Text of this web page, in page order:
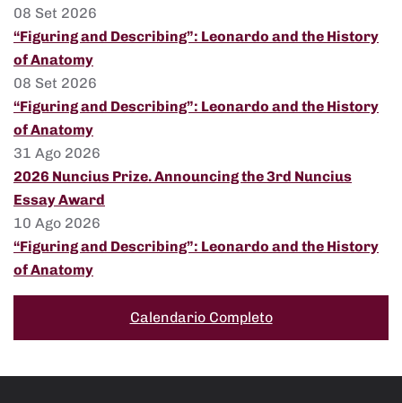
08 Set 2026
“Figuring and Describing”: Leonardo and the History
of Anatomy
08 Set 2026
“Figuring and Describing”: Leonardo and the History
of Anatomy
31 Ago 2026
2026 Nuncius Prize. Announcing the 3rd Nuncius
Essay Award
10 Ago 2026
“Figuring and Describing”: Leonardo and the History
of Anatomy
Calendario Completo